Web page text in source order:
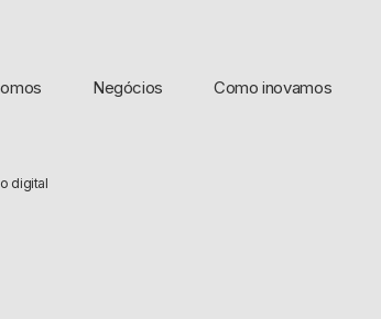
Negócios Como inovamos
digital